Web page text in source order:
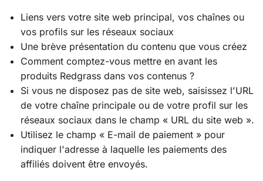
Liens vers votre site web principal, vos chaînes ou
vos profils sur les réseaux sociaux
Une brève présentation du contenu que vous créez
Comment comptez-vous mettre en avant les
produits Redgrass dans vos contenus ?
Si vous ne disposez pas de site web, saisissez l'URL
de votre chaîne principale ou de votre profil sur les
réseaux sociaux dans le champ « URL du site web ».
Utilisez le champ « E-mail de paiement » pour
indiquer l'adresse à laquelle les paiements des
affiliés doivent être envoyés.